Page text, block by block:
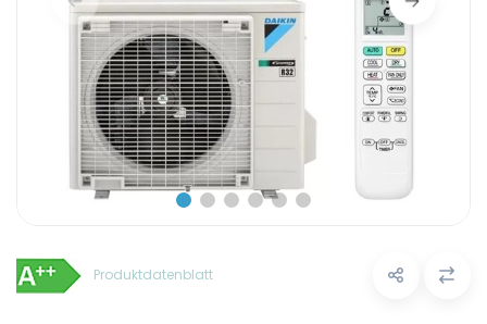
Produktdatenblatt